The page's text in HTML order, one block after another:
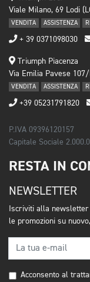
Viale Milano, 69 Lodi
VENDITA ASSISTENZA
+ 39 0371098030
Triumph Piacenza
Via Emilia Pavese 107/
VENDITA ASSISTENZA
+39 05231791820
P.IVA 09396120157
Capitale Sociale
RESTA IN
NEWSLETTER
Iscriviti alla
le promozioni su
Acconsento al